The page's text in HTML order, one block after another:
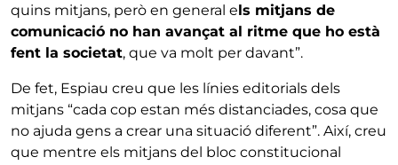
quins mitjans, però en general els mitjans de
comunicació no han avançat al ritme que ho està
fent la societat, que va molt per davant”.
De fet, Espiau creu que les línies editorials dels
mitjans “cada cop estan més distanciades, cosa que
no ajuda gens a crear una situació diferent”. Així, creu
que mentre els mitjans del bloc constitucional